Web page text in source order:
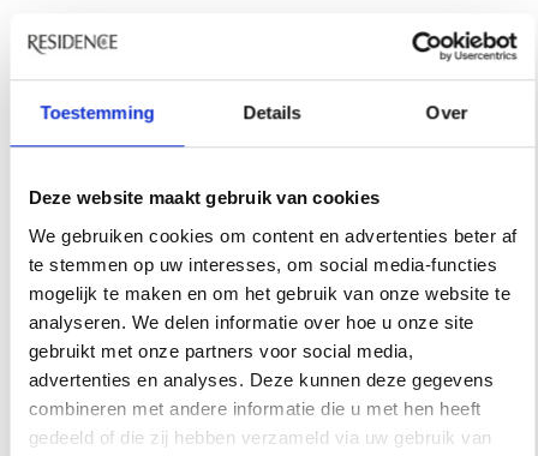
Toestemming Details Over
Deze website maakt gebruik van cookies
We gebruiken cookies om content en advertenties beter af
te stemmen op uw interesses, om social media-functies
mogelijk te maken en om het gebruik van onze website te
analyseren. We delen informatie over hoe u onze site
gebruikt met onze partners voor social media,
advertenties en analyses. Deze kunnen deze gegevens
combineren met andere informatie die u met hen heeft
gedeeld of die zij hebben verzameld via uw gebruik van